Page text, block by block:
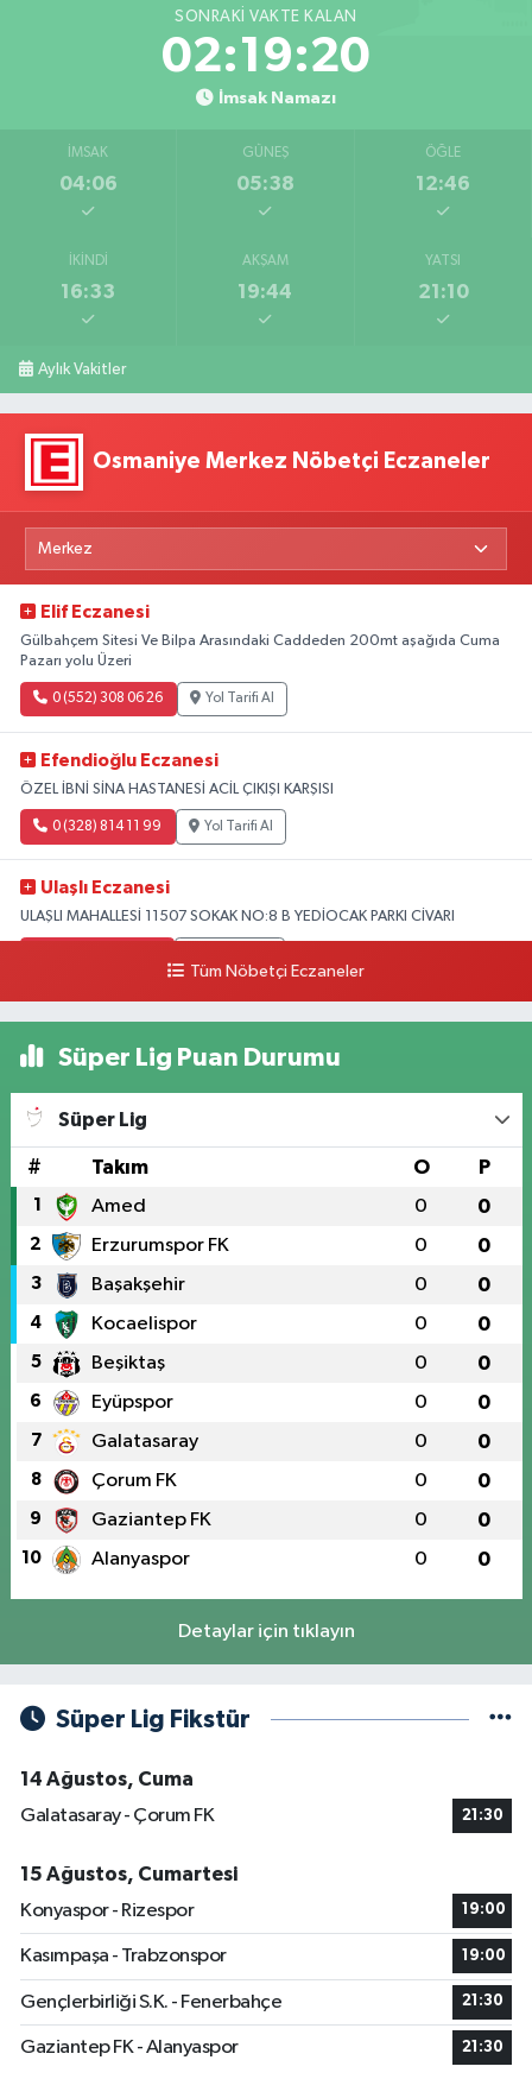
SONRAKI VAKTE KALAN
02:19:20
İmsak Namazı
İMSAK
04:06
GÜNEŞ
05:38
ÖĞLE
12:46
İKINDI
16:33
AKŞAM
19:44
YATSI
21:10
Aylık Vakitler
Osmaniye Merkez Nöbetçi Eczaneler
Elif Eczanesi
Gülbahçem Sitesi Ve Bilpa Arasındaki Caddeden 200mt aşağıda Cuma
Pazarı yolu Üzeri
0 (552) 308 06 26 Yol Tarifi Al
Efendioğlu Eczanesi
ÖZEL İBNİ SİNA HASTANESİ ACİL ÇIKIŞI KARŞISI
0 (328) 814 11 99 Yol Tarifi Al
Ulaşlı Eczanesi
ULAŞLI MAHALLESİ 11507 SOKAK NO:8 B YEDİOCAK PARKI CİVARI
Tüm Nöbetçi Eczaneler
Süper Lig Puan Durumu
Süper Lig
# Takım O P
1 Amed 0 0
2 Erzurumspor FK 0 0
3 Başakşehir 0 0
4 Kocaelispor 0 0
5 Beşiktaş 0 0
6 Eyüpspor 0 0
7 Galatasaray 0 0
8 Çorum FK 0 0
9 Gaziantep FK 0 0
10 Alanyaspor 0 0
Detaylar için tıklayın
Süper Lig Fikstür
14 Ağustos, Cuma
Galatasaray - Çorum FK
21:30
15 Ağustos, Cumartesi
Konyaspor - Rizespor
19:00
Kasımpaşa - Trabzonspor 19:00
Gençlerbirliği S.K. - Fenerbahçe 21:30
Gaziantep FK - Alanyaspor 21:30